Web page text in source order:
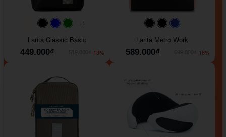
#faf0e6
#000000#0000FF#008000
+1
Larita Classic Basic
449.000₫
-13%
#000000#000000
Larita Metro Work
589.000₫
-16%